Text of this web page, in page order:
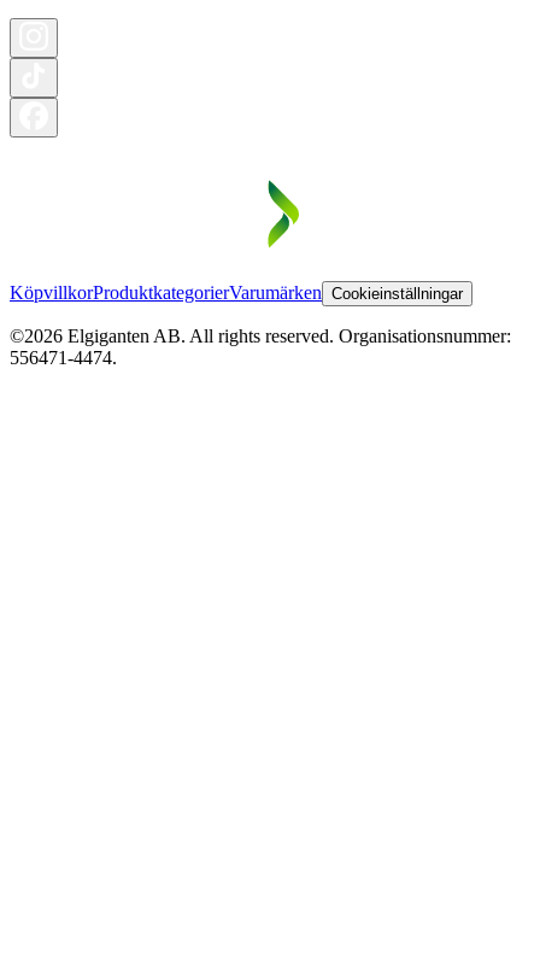
KöpvillkorProduktkategorierVarumärken Cookieinställningar
©2026 Elgiganten AB. All rights reserved. Organisationsnummer:
556471-4474.